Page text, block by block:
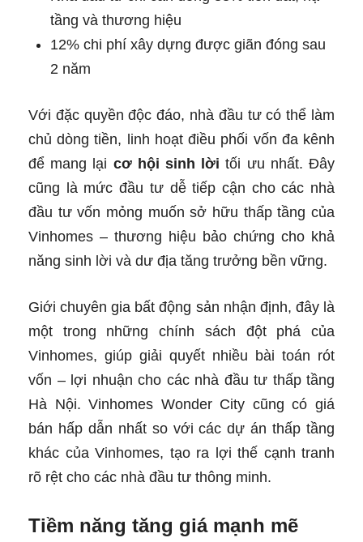
tầng và thương hiệu
12% chi phí xây dựng được giãn đóng sau
2 năm
Với đặc quyền độc đáo, nhà đầu tư có thể làm
chủ dòng tiền, linh hoạt điều phối vốn đa kênh
để mang lại cơ hội sinh lời tối ưu nhất. Đây
cũng là mức đầu tư dễ tiếp cận cho các nhà
đầu tư vốn mỏng muốn sở hữu thấp tầng của
Vinhomes – thương hiệu bảo chứng cho khả
năng sinh lời và dư địa tăng trưởng bền vững.
Giới chuyên gia bất động sản nhận định, đây là
một trong những chính sách đột phá của
Vinhomes, giúp giải quyết nhiều bài toán rót
vốn – lợi nhuận cho các nhà đầu tư thấp tầng
Hà Nội. Vinhomes Wonder City cũng có giá
bán hấp dẫn nhất so với các dự án thấp tầng
khác của Vinhomes, tạo ra lợi thế cạnh tranh
rõ rệt cho các nhà đầu tư thông minh.
Tiềm năng tăng giá mạnh mẽ